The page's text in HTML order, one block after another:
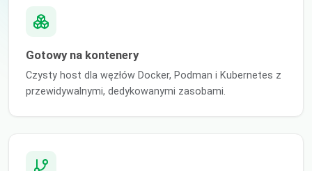
Gotowy na kontenery
Czysty host dla węzłów Docker, Podman i Kubernetes z
przewidywalnymi, dedykowanymi zasobami.